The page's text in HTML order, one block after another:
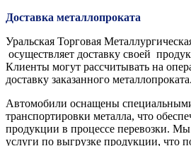
Доставка металлопроката
Уральская Торговая
осуществляет доставку своей
Клиенты могут рассчитывать на
доставку заказанного металлопроката.
Автомобили оснащены
транспортировки металла, что
продукции в процессе перевозки. Мы
услуги по выгрузке продукции, что